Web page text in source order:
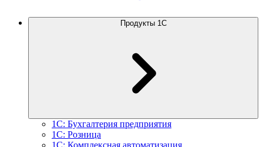
Продукты 1С
1С: Бухгалтерия предприятия
1С: Розница